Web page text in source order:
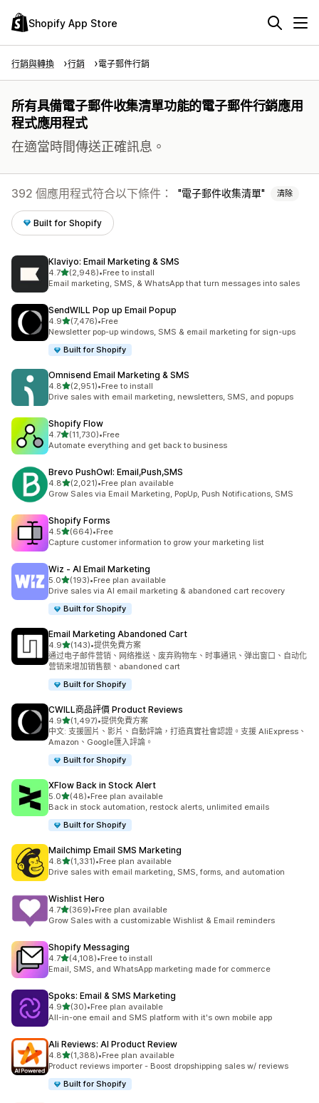
Shopify App Store
行銷與轉換 行銷 電子郵件行銷
所有具備電子郵件收集清單功能的電子郵件行銷應用
程式應用程式
在適當時間傳送正確訊息。
392 個應用程式符合以下條件： 電子郵件收集清單 清除
Built for Shopify
Klaviyo: Email Marketing & SMS
4.7滿分 5 顆星
(2,948)
共有 2948 則評價
•Free to install
Email marketing, SMS, & WhatsApp that turn messages into sales
SendWILL Pop up Email Popup
4.9滿分 5 顆星
(7,476)
共有 7476 則評價
•Free
Newsletter pop-up windows, SMS & email marketing for sign-ups
Built for Shopify
Omnisend Email Marketing & SMS
4.8滿分 5 顆星
(2,951)
共有 2951 則評價
•Free to install
Drive sales with email marketing, newsletters, SMS, and popups
Shopify Flow
4.7滿分 5 顆星
(11,730)
共有 11730 則評價
•Free
Automate everything and get back to business
Brevo PushOwl: Email,Push,SMS
4.8滿分 5 顆星
(2,021)
共有 2021 則評價
•Free plan available
Grow Sales via Email Marketing, PopUp, Push Notifications, SMS
Shopify Forms
4.5滿分 5 顆星
(664)
共有 664 則評價
•Free
Capture customer information to grow your marketing list
Wiz ‑ AI Email Marketing
5.0滿分 5 顆星
(193)
共有 193 則評價
•Free plan available
Drive sales via AI email marketing & abandoned cart recovery
Built for Shopify
Email Marketing Abandoned Cart
4.9滿分 5 顆星
(143)
共有 143 則評價
•提供免費方案
通过电子邮件营销、网络推送、废弃购物车、时事通讯、弹出窗口、自动化
营销来增加销售额、abandoned cart
Built for Shopify
CWILL商品評價 Product Reviews
4.9滿分 5 顆星
(1,497)
共有 1497 則評價
•提供免費方案
中文: 支援圖片、影片、自動評論，打造真實社會認證。支援 AliExpress、
Amazon、Google匯入評論。
Built for Shopify
XFlow Back in Stock Alert
5.0滿分 5 顆星
(48)
共有 48 則評價
•Free plan available
Back in stock automation, restock alerts, unlimited emails
Built for Shopify
Mailchimp Email SMS Marketing
4.8滿分 5 顆星
(1,331)
共有 1331 則評價
•Free plan available
Drive sales with email marketing, SMS, forms, and automation
Wishlist Hero
4.7滿分 5 顆星
(369)
共有 369 則評價
•Free plan available
Grow Sales with a customizable Wishlist & Email reminders
Shopify Messaging
4.7滿分 5 顆星
(4,108)
共有 4108 則評價
•Free to install
Email, SMS, and WhatsApp marketing made for commerce
Spoks: Email & SMS Marketing
4.9滿分 5 顆星
(30)
共有 30 則評價
•Free plan available
All-in-one email and SMS platform with it's own mobile app
Ali Reviews: AI Product Review
4.8滿分 5 顆星
(1,388)
共有 1388 則評價
•Free plan available
Product reviews importer - Boost dropshipping sales w/ reviews
Built for Shopify